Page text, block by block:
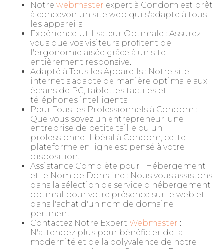
Notre webmaster expert à Condom est prêt
à concevoir un site web qui s'adapte à tous
les appareils.
Expérience Utilisateur Optimale : Assurez-
vous que vos visiteurs profitent de
l'ergonomie aisée grâce à un site
entièrement responsive.
Adapté à Tous les Appareils : Notre site
internet s'adapte de manière optimale aux
écrans de PC, tablettes tactiles et
téléphones intelligents.
Pour Tous les Professionnels à Condom :
Que vous soyez un entrepreneur, une
entreprise de petite taille ou un
professionnel libéral à Condom, cette
plateforme en ligne est pensé à votre
disposition.
Assistance Complète pour l'Hébergement
et le Nom de Domaine : Nous vous assistons
dans la sélection de service d'hébergement
optimal pour votre présence sur le web et
dans l'achat d'un nom de domaine
pertinent.
Contactez Notre Expert Webmaster :
N'attendez plus pour bénéficier de la
modernité et de la polyvalence de notre